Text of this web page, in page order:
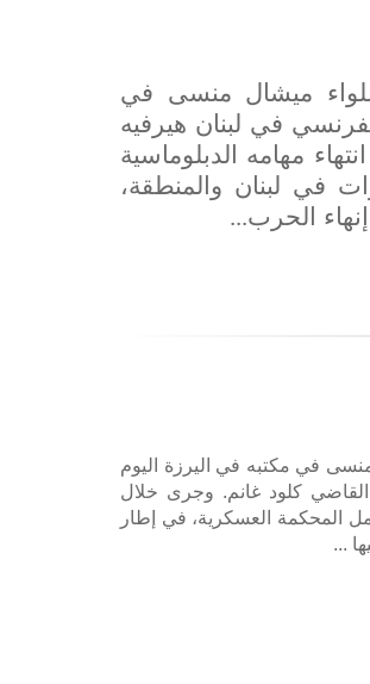
ميشال منسى في
في لبنان هيرفيه
مهامه الدبلوماسية
في لبنان والمنطقة،
الحرب...
في مكتبه في اليرزة اليوم
كلود غانم. وجرى خلال
المحكمة العسكرية، في إطار
...